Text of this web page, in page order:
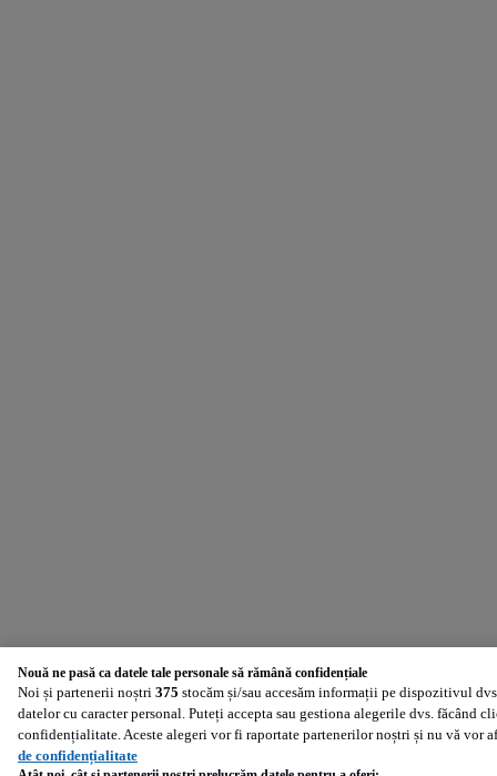
Nouă ne pasă ca datele tale personale să rămână confidențiale
Noi și partenerii noștri 375 stocăm și/sau accesăm informații pe dispozitivul
datelor cu caracter personal. Puteți accepta sau gestiona alegerile dvs. făcând
confidențialitate. Aceste alegeri vor fi raportate partenerilor noștri și nu vă vor
de confidențialitate